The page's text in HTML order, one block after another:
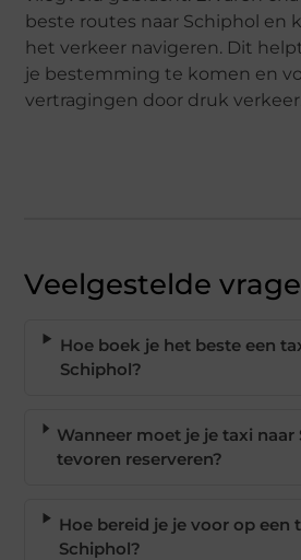
beste routes naar Schiphol en
het verkeer navigeren. Dit
je bestemming te komen en
vertragingen door druk
Veelgestelde
Hoe boek je het beste een
Schiphol?
Wanneer moet je je taxi naar
tevoren reserveren?
Hoe bereid je je voor op een
Schiphol?